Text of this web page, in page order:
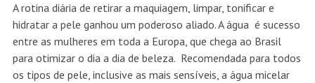
A rotina diária de retirar a maquiagem, limpar, tonificar e
hidratar a pele ganhou um poderoso aliado. A água é sucesso
entre as mulheres em toda a Europa, que chega ao Brasil
para otimizar o dia a dia de beleza. Recomendada para todos
os tipos de pele, inclusive as mais sensíveis, a água micelar